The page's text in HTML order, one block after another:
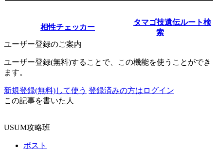
相性チェッカー
タマゴ技遺伝ルート検
索
ユーザー登録のご案内
ユーザー登録(無料)することで、この機能を使うことができ
ます。
新規登録(無料)して使う 登録済みの方はログイン
この記事を書いた人
USUM攻略班
ポスト